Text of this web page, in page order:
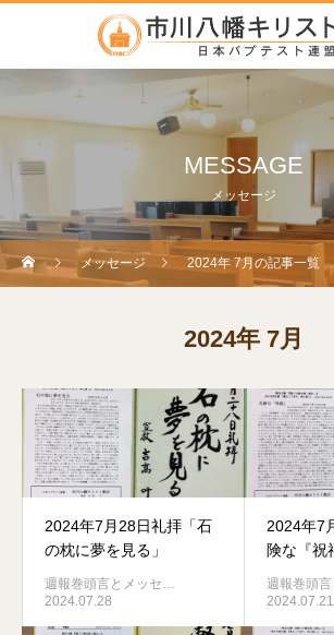
MESSAGE
メッセージ
メッセージ 2024年 7月の記事一覧
2024年 7月
2024年7月28日礼拝「石
の枕に夢を見る」
週報巻頭言とメッセ…
2024.07.28
2024年7
険な『祝
週報巻頭
2024.07.21